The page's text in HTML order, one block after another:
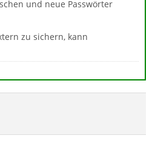
und neue Passwörter
zu sichern, kann